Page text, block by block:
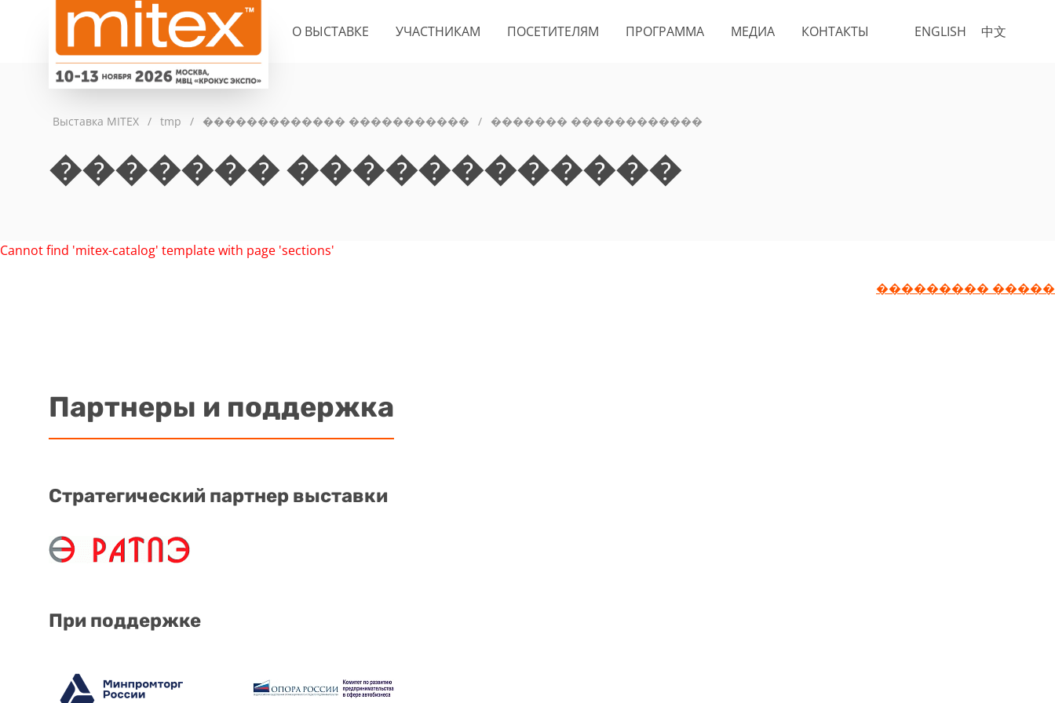
ENGLISH 中文
О ВЫСТАВКЕ УЧАСТНИКАМ ПОСЕТИТЕЛЯМ ПРОГРАММА МЕДИА КОНТАКТЫ
Выставка MITEX / tmp / ������������� ����������� / ������� ������������
������� ������������
Cannot find 'mitex-catalog' template with page 'sections'
��������� �����
Партнеры и поддержка
Стратегический партнер выставки
При поддержке